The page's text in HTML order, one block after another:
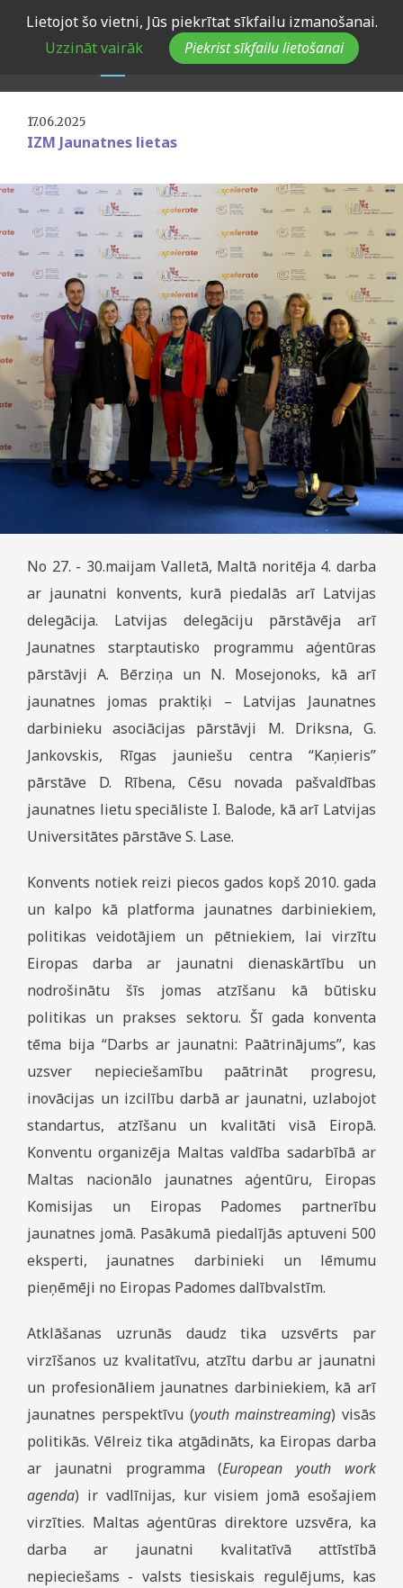
Lietojot šo vietni, Jūs piekrītat sīkfailu izmanošanai.
Uzzināt vairāk
Piekrist sīkfailu lietošanai
17.06.2025
IZM Jaunatnes lietas
Aizvadīts 4. darba ar
jaunatni konvents Maltā
No 27. - 30.maijam Valletā, Maltā noritēja 4. darba
ar jaunatni konvents, kurā piedalās arī Latvijas
delegācija. Latvijas delegāciju pārstāvēja arī
Jaunatnes starptautisko programmu aģentūras
pārstāvji A. Bērziņa un N. Mosejonoks, kā arī
jaunatnes jomas praktiķi – Latvijas Jaunatnes
darbinieku asociācijas pārstāvji M. Driksna, G.
Jankovskis, Rīgas jauniešu centra “Kaņieris”
pārstāve D. Rībena, Cēsu novada pašvaldības
jaunatnes lietu speciāliste I. Balode, kā arī Latvijas
Universitātes pārstāve S. Lase.
Konvents notiek reizi piecos gados kopš 2010. gada
un kalpo kā platforma jaunatnes darbiniekiem,
politikas veidotājiem un pētniekiem, lai virzītu
Eiropas darba ar jaunatni dienaskārtību un
nodrošinātu šīs jomas atzīšanu kā būtisku
politikas un prakses sektoru. Šī gada konventa
tēma bija “Darbs ar jaunatni: Paātrinājums”, kas
uzsver nepieciešamību paātrināt progresu,
inovācijas un izcilību darbā ar jaunatni, uzlabojot
standartus, atzīšanu un kvalitāti visā Eiropā.
Konventu organizēja Maltas valdība sadarbībā ar
Maltas nacionālo jaunatnes aģentūru, Eiropas
Komisijas un Eiropas Padomes partnerību
jaunatnes jomā. Pasākumā piedalījās aptuveni 500
eksperti, jaunatnes darbinieki un lēmumu
pieņēmēji no Eiropas Padomes dalībvalstīm.
Atklāšanas uzrunās daudz tika uzsvērts par
virzīšanos uz kvalitatīvu, atzītu darbu ar jaunatni
un profesionāliem jaunatnes darbiniekiem, kā arī
jaunatnes perspektīvu (youth mainstreaming) visās
politikās. Vēlreiz tika atgādināts, ka Eiropas darba
ar jaunatni programma (European youth work
agenda) ir vadlīnijas, kur visiem jomā esošajiem
virzīties. Maltas aģentūras direktore uzsvēra, ka
darba ar jaunatni kvalitatīvā attīstībā
nepieciešams - valsts tiesiskais regulējums, kas